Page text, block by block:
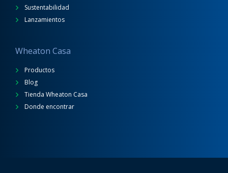
Sustentabilidad
Lanzamientos
Wheaton Casa
Productos
Blog
Tienda Wheaton Casa
Donde encontrar